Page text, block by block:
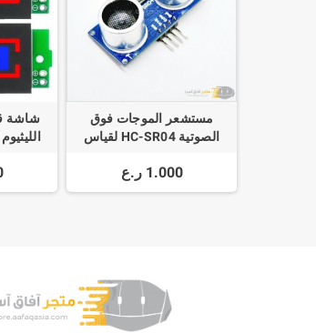
مستشعر الموجات فوق
الصوتية HC-SR04 لقياس
1.000 ر.ع
شاشة